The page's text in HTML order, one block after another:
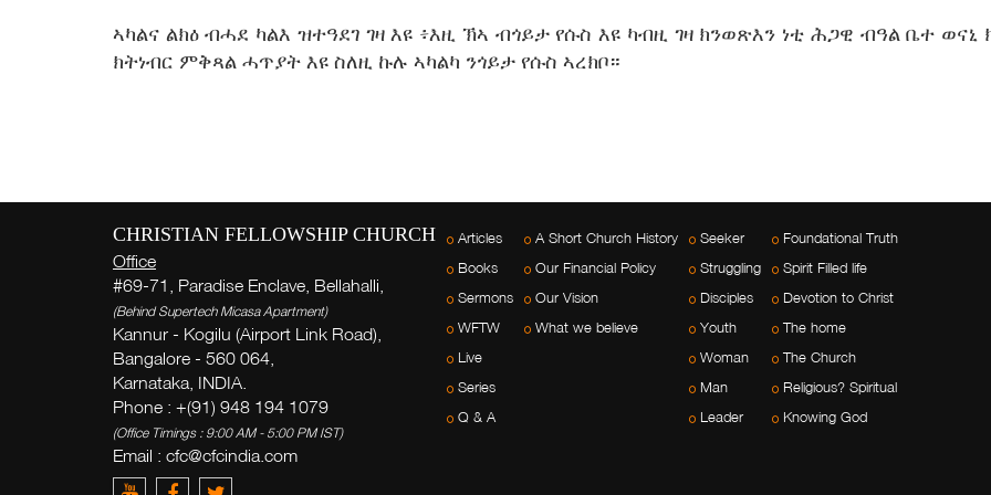
ኣካልና ልክዕ ብሓደ ካልእ ዝተዓደገ ገዛ እዩ ፥እዚ ኽኣ ብጎይታ የሱስ እዩ ካብዚ ገዛ ክንወጽእን ነቲ ሕጋዊ ብዓል ቤተ
ክትነብር ምቅጻል ሓጥያት እዩ ስለዚ ኩሉ ኣካልካ ንጎይታ የሱስ ኣረክቦ።
CHRISTIAN FELLOWSHIP CHURCH
Office
#69-71, Paradise Enclave, Bellahalli,
(Behind Supertech Micasa Apartment)
Kannur - Kogilu (Airport Link Road),
Bangalore - 560 064,
Karnataka, INDIA.
Phone : +(91) 948 194 1079
(Office Timings : 9:00 AM - 5:00 PM IST)
Email : cfc@cfcindia.com
Articles
Books
Sermons
WFTW
Live
Series
Q & A
A Short Church History
Our Financial Policy
Our Vision
What we believe
Seeker
Struggling
Disciples
Youth
Woman
Man
Leader
Foundational Truth
Spirit Filled life
Devotion to Christ
The home
The Church
Religious? Spiritual
Knowing God